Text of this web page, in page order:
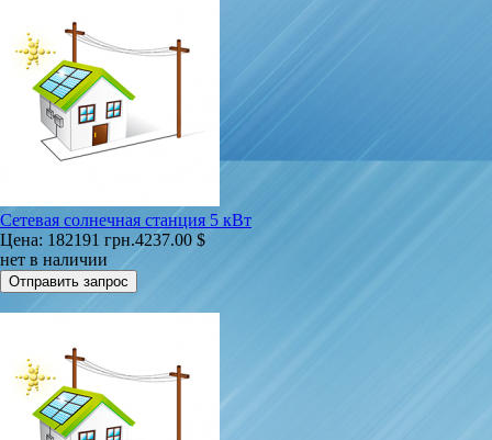
Сетевая солнечная станция 5 кВт
Цена: 182191 грн.4237.00 $
нет в наличии